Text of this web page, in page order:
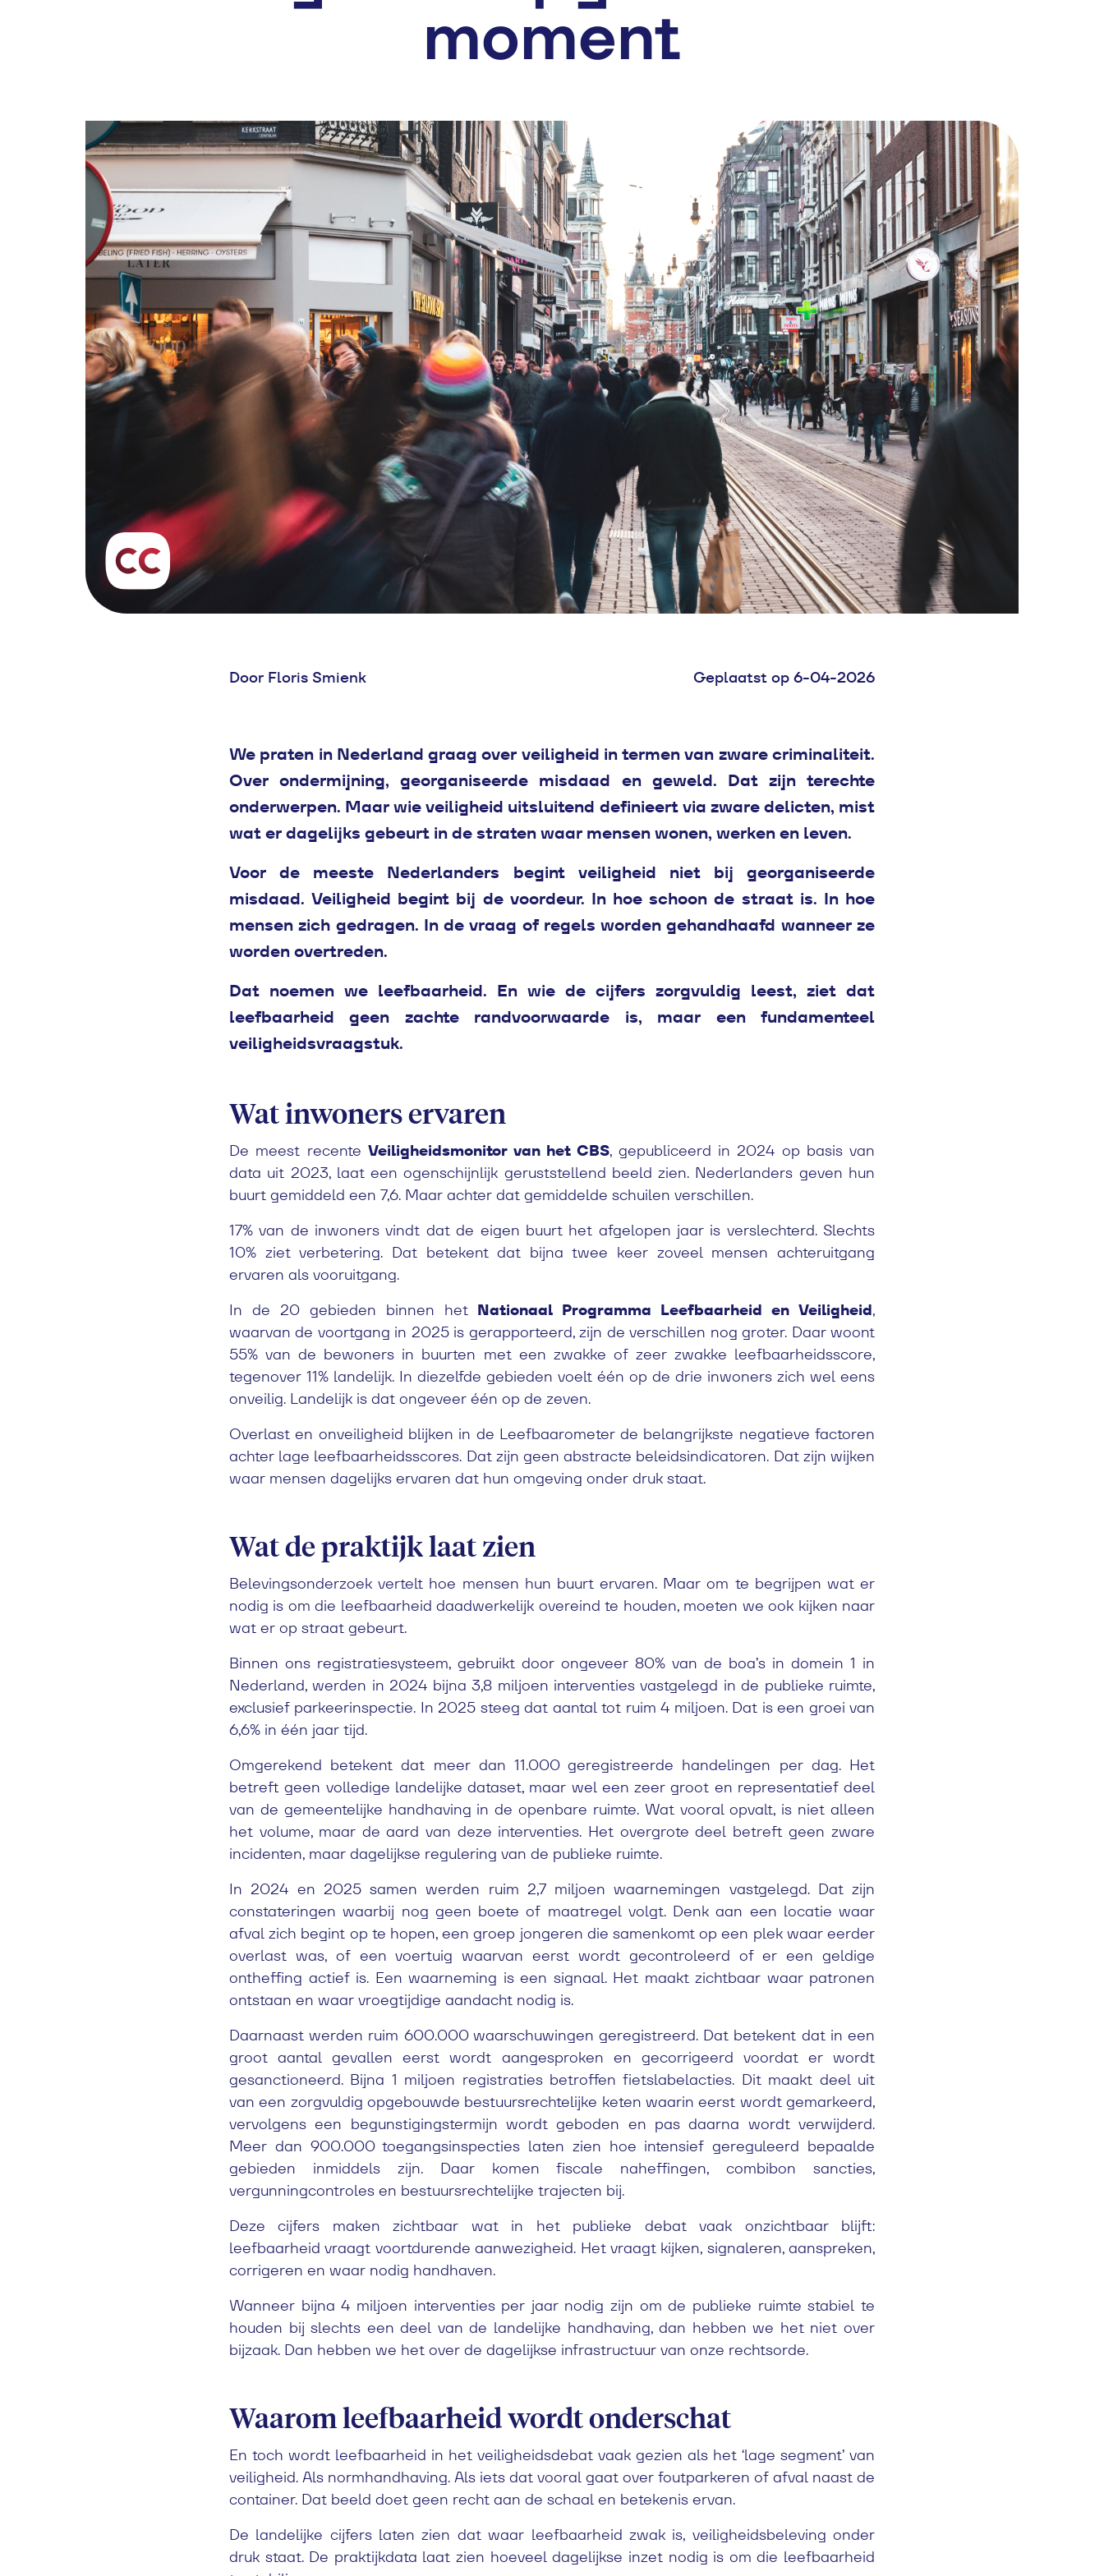
moment
Door Floris Smienk Geplaatst op 6-04-2026
We praten in Nederland graag over veiligheid in termen van zware criminaliteit.
Over ondermijning, georganiseerde misdaad en geweld. Dat zijn terechte
onderwerpen. Maar wie veiligheid uitsluitend definieert via zware delicten, mist
wat er dagelijks gebeurt in de straten waar mensen wonen, werken en leven.
Voor de meeste Nederlanders begint veiligheid niet bij georganiseerde
misdaad. Veiligheid begint bij de voordeur. In hoe schoon de straat is. In hoe
mensen zich gedragen. In de vraag of regels worden gehandhaafd wanneer ze
worden overtreden.
Dat noemen we leefbaarheid. En wie de cijfers zorgvuldig leest, ziet dat
leefbaarheid geen zachte randvoorwaarde is, maar een fundamenteel
veiligheidsvraagstuk.
Wat inwoners ervaren
De meest recente Veiligheidsmonitor van het CBS, gepubliceerd in 2024 op basis van
data uit 2023, laat een ogenschijnlijk geruststellend beeld zien. Nederlanders geven hun
buurt gemiddeld een 7,6. Maar achter dat gemiddelde schuilen verschillen.
17% van de inwoners vindt dat de eigen buurt het afgelopen jaar is verslechterd. Slechts
10% ziet verbetering. Dat betekent dat bijna twee keer zoveel mensen achteruitgang
ervaren als vooruitgang.
In de 20 gebieden binnen het Nationaal Programma Leefbaarheid en Veiligheid,
waarvan de voortgang in 2025 is gerapporteerd, zijn de verschillen nog groter. Daar woont
55% van de bewoners in buurten met een zwakke of zeer zwakke leefbaarheidsscore,
tegenover 11% landelijk. In diezelfde gebieden voelt één op de drie inwoners zich wel eens
onveilig. Landelijk is dat ongeveer één op de zeven.
Overlast en onveiligheid blijken in de Leefbaarometer de belangrijkste negatieve factoren
achter lage leefbaarheidsscores. Dat zijn geen abstracte beleidsindicatoren. Dat zijn wijken
waar mensen dagelijks ervaren dat hun omgeving onder druk staat.
Wat de praktijk laat zien
Belevingsonderzoek vertelt hoe mensen hun buurt ervaren. Maar om te begrijpen wat er
nodig is om die leefbaarheid daadwerkelijk overeind te houden, moeten we ook kijken naar
wat er op straat gebeurt.
Binnen ons registratiesysteem, gebruikt door ongeveer 80% van de boa’s in domein 1 in
Nederland, werden in 2024 bijna 3,8 miljoen interventies vastgelegd in de publieke ruimte,
exclusief parkeerinspectie. In 2025 steeg dat aantal tot ruim 4 miljoen. Dat is een groei van
6,6% in één jaar tijd.
Omgerekend betekent dat meer dan 11.000 geregistreerde handelingen per dag. Het
betreft geen volledige landelijke dataset, maar wel een zeer groot en representatief deel
van de gemeentelijke handhaving in de openbare ruimte. Wat vooral opvalt, is niet alleen
het volume, maar de aard van deze interventies. Het overgrote deel betreft geen zware
incidenten, maar dagelijkse regulering van de publieke ruimte.
In 2024 en 2025 samen werden ruim 2,7 miljoen waarnemingen vastgelegd. Dat zijn
constateringen waarbij nog geen boete of maatregel volgt. Denk aan een locatie waar
afval zich begint op te hopen, een groep jongeren die samenkomt op een plek waar eerder
overlast was, of een voertuig waarvan eerst wordt gecontroleerd of er een geldige
ontheffing actief is. Een waarneming is een signaal. Het maakt zichtbaar waar patronen
ontstaan en waar vroegtijdige aandacht nodig is.
Daarnaast werden ruim 600.000 waarschuwingen geregistreerd. Dat betekent dat in een
groot aantal gevallen eerst wordt aangesproken en gecorrigeerd voordat er wordt
gesanctioneerd. Bijna 1 miljoen registraties betroffen fietslabelacties. Dit maakt deel uit
van een zorgvuldig opgebouwde bestuursrechtelijke keten waarin eerst wordt gemarkeerd,
vervolgens een begunstigingstermijn wordt geboden en pas daarna wordt verwijderd.
Meer dan 900.000 toegangsinspecties laten zien hoe intensief gereguleerd bepaalde
gebieden inmiddels zijn. Daar komen fiscale naheffingen, combibon sancties,
vergunningcontroles en bestuursrechtelijke trajecten bij.
Deze cijfers maken zichtbaar wat in het publieke debat vaak onzichtbaar blijft:
leefbaarheid vraagt voortdurende aanwezigheid. Het vraagt kijken, signaleren, aanspreken,
corrigeren en waar nodig handhaven.
Wanneer bijna 4 miljoen interventies per jaar nodig zijn om de publieke ruimte stabiel te
houden bij slechts een deel van de landelijke handhaving, dan hebben we het niet over
bijzaak. Dan hebben we het over de dagelijkse infrastructuur van onze rechtsorde.
Waarom leefbaarheid wordt onderschat
En toch wordt leefbaarheid in het veiligheidsdebat vaak gezien als het ‘lage segment’ van
veiligheid. Als normhandhaving. Als iets dat vooral gaat over foutparkeren of afval naast de
container. Dat beeld doet geen recht aan de schaal en betekenis ervan.
De landelijke cijfers laten zien dat waar leefbaarheid zwak is, veiligheidsbeleving onder
druk staat. De praktijkdata laat zien hoeveel dagelijkse inzet nodig is om die leefbaarheid